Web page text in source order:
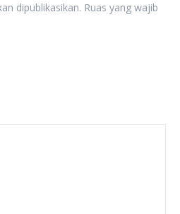
dipublikasikan. Ruas yang wajib